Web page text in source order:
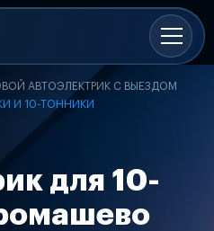
АВТОЭЛЕКТРИК С ВЫЕЗДОМ
И 10-ТОННИКИ
для 10-